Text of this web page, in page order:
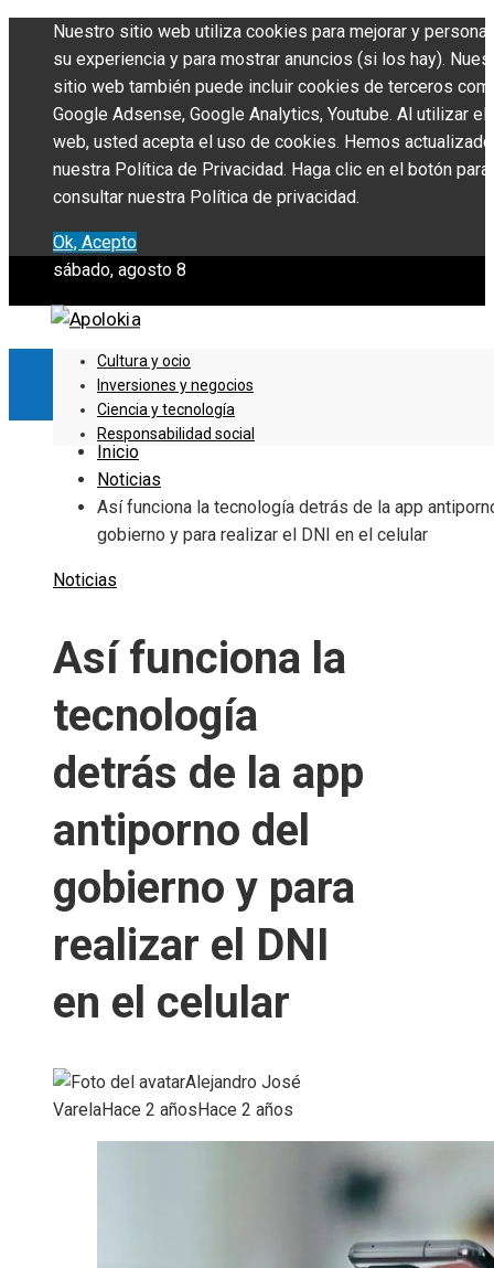
Nuestro sitio web utiliza cookies para mejorar y
su experiencia y para mostrar anuncios (si los hay).
sitio web también puede incluir cookies de terceros
Google Adsense, Google Analytics, Youtube. Al utilizar
web, usted acepta el uso de cookies. Hemos actualizado
nuestra Política de Privacidad. Haga clic en el botón para
consultar nuestra Política de privacidad.
Ok, Acepto
sábado, agosto 8
Cultura y ocio
Inversiones y negocios
Ciencia y tecnología
Responsabilidad social
Inicio
Noticias
Así funciona la tecnología detrás de la app
gobierno y para realizar el DNI en el celular
Noticias
Así funciona la
tecnología
detrás de la app
antiporno del
gobierno y para
realizar el DNI
en el celular
Alejandro José
VarelaHace 2 años Hace 2 años